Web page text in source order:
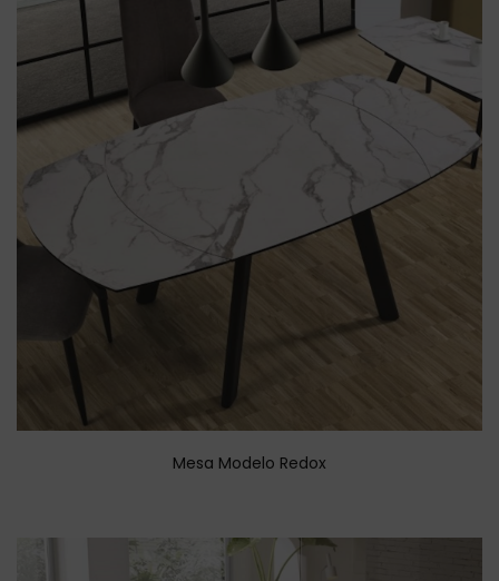
Mesa Modelo Redox